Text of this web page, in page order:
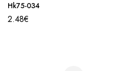
Hk75-034
2.48€